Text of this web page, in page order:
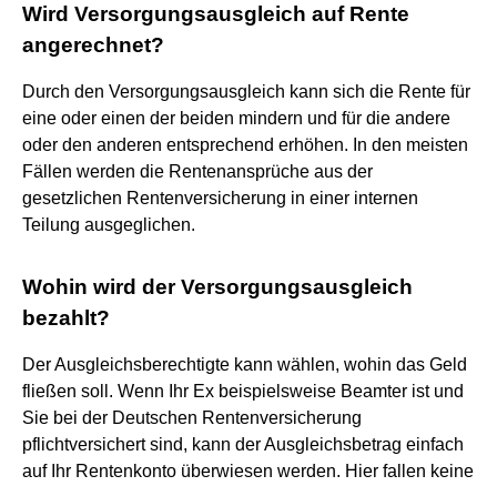
Wird Versorgungsausgleich auf Rente
angerechnet?
Durch den Versorgungsausgleich kann sich die Rente für
eine oder einen der beiden mindern und für die andere
oder den anderen entsprechend erhöhen. In den meisten
Fällen werden die Rentenansprüche aus der
gesetzlichen Rentenversicherung in einer internen
Teilung ausgeglichen.
Wohin wird der Versorgungsausgleich
bezahlt?
Der Ausgleichsberechtigte kann wählen, wohin das Geld
fließen soll. Wenn Ihr Ex beispielsweise Beamter ist und
Sie bei der Deutschen Rentenversicherung
pflichtversichert sind, kann der Ausgleichsbetrag einfach
auf Ihr Rentenkonto überwiesen werden. Hier fallen keine